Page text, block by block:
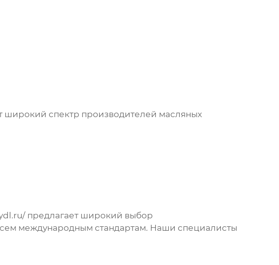
широкий спектр производителей масляных
предлагает широкий выбор
международным стандартам. Наши специалисты